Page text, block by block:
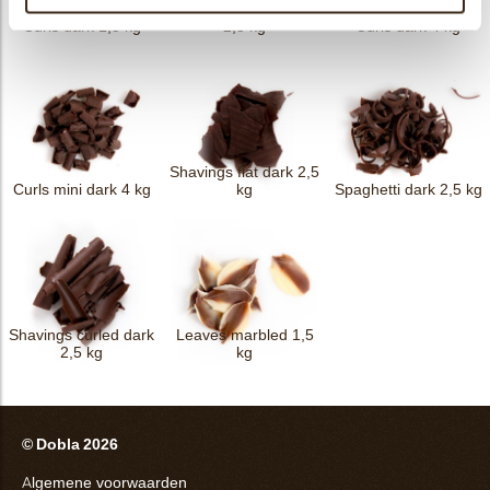
Curls dark 1,5 kg
Forest shavings dark
2,5 kg
Curls dark 4 kg
Curls mini dark 4 kg
Shavings flat dark 2,5
kg
Spaghetti dark 2,5 kg
Shavings curled dark
2,5 kg
Leaves marbled 1,5
kg
© Dobla 2026
Algemene voorwaarden